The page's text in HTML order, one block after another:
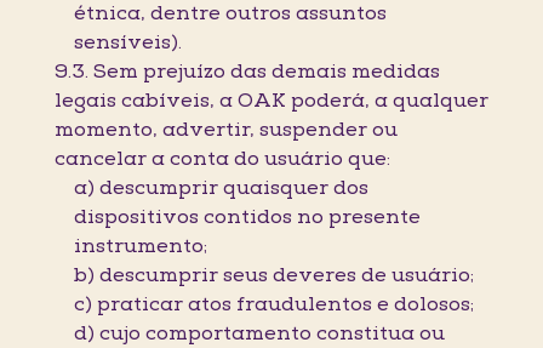
étnica, dentre outros assuntos
sensíveis).
9.3. Sem prejuízo das demais medidas
legais cabíveis, a OAK poderá, a qualquer
momento, advertir, suspender ou
cancelar a conta do usuário que:
a) descumprir quaisquer dos
dispositivos contidos no presente
instrumento;
b) descumprir seus deveres de usuário;
c) praticar atos fraudulentos e dolosos;
d) cujo comportamento constitua ou